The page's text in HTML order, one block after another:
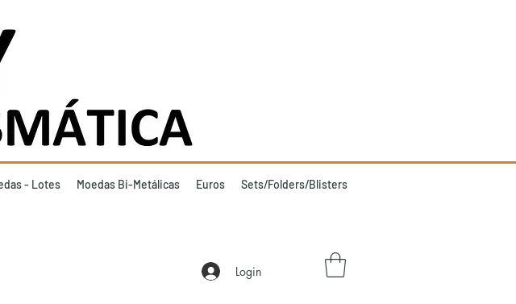
- Lotes Moedas Bi-Metálicas Euros Sets/Folders/Blisters
Login